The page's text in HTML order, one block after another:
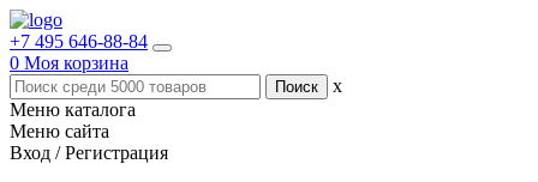
+7 495 646-88-84
0 Моя корзина
x
Меню каталога
Меню сайта
Вход / Регистрация